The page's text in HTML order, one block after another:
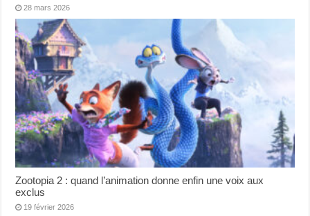
28 mars 2026
Zootopia 2 : quand l’animation donne enfin une voix aux
exclus
19 février 2026